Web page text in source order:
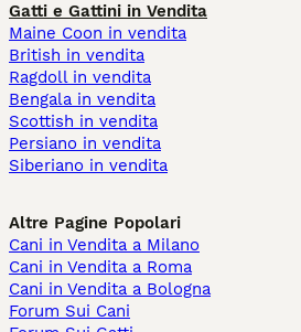
Gatti e Gattini in Vendita
Maine Coon in vendita
British in vendita
Ragdoll in vendita
Bengala in vendita
Scottish in vendita
Persiano in vendita
Siberiano in vendita
Altre Pagine Popolari
Cani in Vendita a Milano
Cani in Vendita a Roma
Cani in Vendita a Bologna
Forum Sui Cani